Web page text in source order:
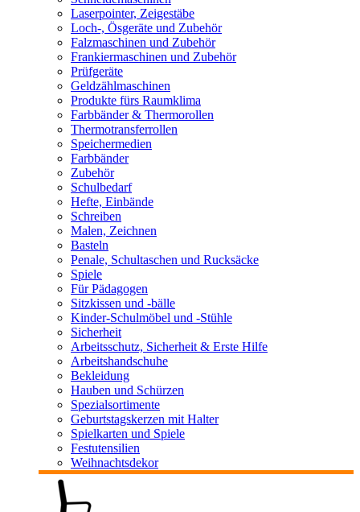
Laserpointer, Zeigestäbe
Loch-, Ösgeräte und Zubehör
Falzmaschinen und Zubehör
Frankiermaschinen und Zubehör
Prüfgeräte
Geldzählmaschinen
Produkte fürs Raumklima
Farbbänder & Thermorollen
Thermotransferrollen
Speichermedien
Farbbänder
Zubehör
Schulbedarf
Hefte, Einbände
Schreiben
Malen, Zeichnen
Basteln
Penale, Schultaschen und Rucksäcke
Spiele
Für Pädagogen
Sitzkissen und -bälle
Kinder-Schulmöbel und -Stühle
Sicherheit
Arbeitsschutz, Sicherheit & Erste Hilfe
Arbeitshandschuhe
Bekleidung
Hauben und Schürzen
Spezialsortimente
Geburtstagskerzen mit Halter
Spielkarten und Spiele
Festutensilien
Weihnachtsdekor